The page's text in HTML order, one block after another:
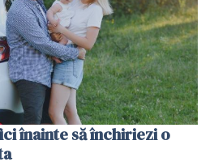
înainte să închiriezi o